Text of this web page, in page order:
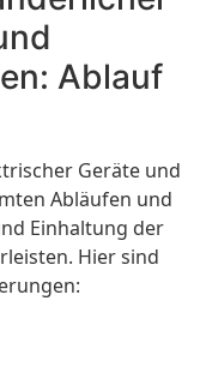
Ablauf
Geräte und
Abläufen und
Einhaltung der
Hier sind